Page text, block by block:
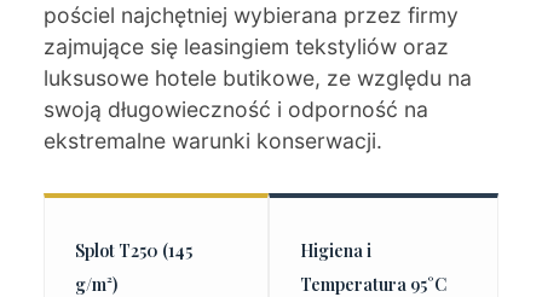
pościel najchętniej wybierana przez firmy
zajmujące się leasingiem tekstyliów oraz
luksusowe hotele butikowe, ze względu na
swoją długowieczność i odporność na
ekstremalne warunki konserwacji.
Splot T250 (145
g/m²)
Higiena i
Temperatura 95°C